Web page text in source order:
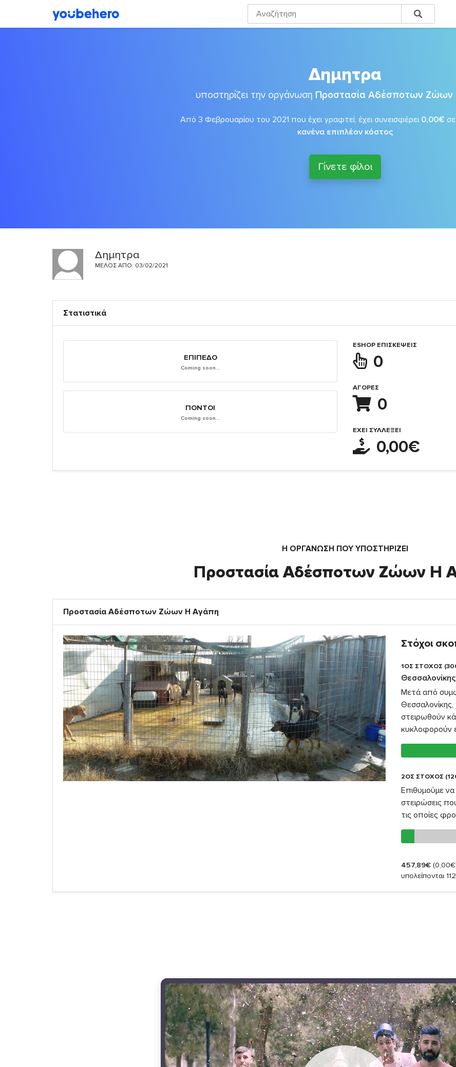
Δημητρα
υποστηρίζει την οργάνωση Προστασία Αδέσποτων Ζώων
Από 3 Φεβρουαρίου του 2021 που έχει γραφτεί, έχει συνεισφέρει 0,00€
κανένα επιπλέον κόστος
Γίνετε φίλοι
Δημητρα
ΜΈΛΟΣ ΑΠΌ: 03/02/2021
Στατιστικά
ΕΠΊΠΕΔΟ
Coming soon...
ΠΌΝΤΟΙ
Coming soon...
ESHOP ΕΠΙΣΚΈΨΕΙΣ
0
ΑΓΟΡΈΣ
0
ΈΧΕΙ ΣΥΛΛΈΞΕΙ
0,00€
Η ΟΡΓΆΝΩΣΗ ΠΟΥ ΥΠΟΣΤΗΡΙΖΕΙ
Προστασία Αδέσποτων Ζώων Η
Προστασία Αδέσποτων Ζώων Η Αγάπη
Στόχοι
1ΟΣ ΣΤΟΧΟΣ
Θεσσαλονίκης
Μετά από
στειρωθούν
κυκλοφορούν
2ΟΣ ΣΤΟΧΟΣ
Επιθυμούμε
στειρώσεις
τις οποίες
457,89€
υπολείπονται